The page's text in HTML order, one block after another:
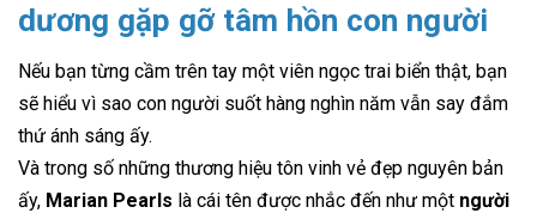
dương gặp gỡ tâm hồn con người
Nếu bạn từng cầm trên tay một viên ngọc trai biển thật, bạn
sẽ hiểu vì sao con người suốt hàng nghìn năm vẫn say đắm
thứ ánh sáng ấy.
Và trong số những thương hiệu tôn vinh vẻ đẹp nguyên bản
ấy, Marian Pearls là cái tên được nhắc đến như một người